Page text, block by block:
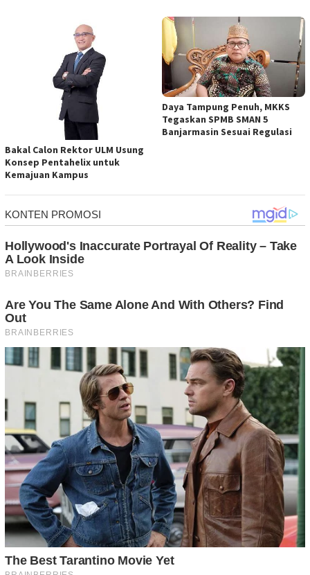
Bakal Calon Rektor ULM Usung
Konsep Pentahelix untuk
Kemajuan Kampus
Daya Tampung Penuh, MKKS
Tegaskan SPMB SMAN 5
Banjarmasin Sesuai Regulasi